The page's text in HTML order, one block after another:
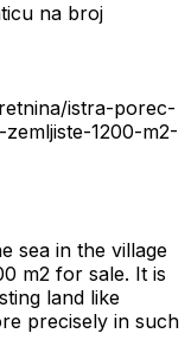
na broj
istra-porec-
1200-m2-
sea in the village
m2 for sale. It is
land like
precisely in such